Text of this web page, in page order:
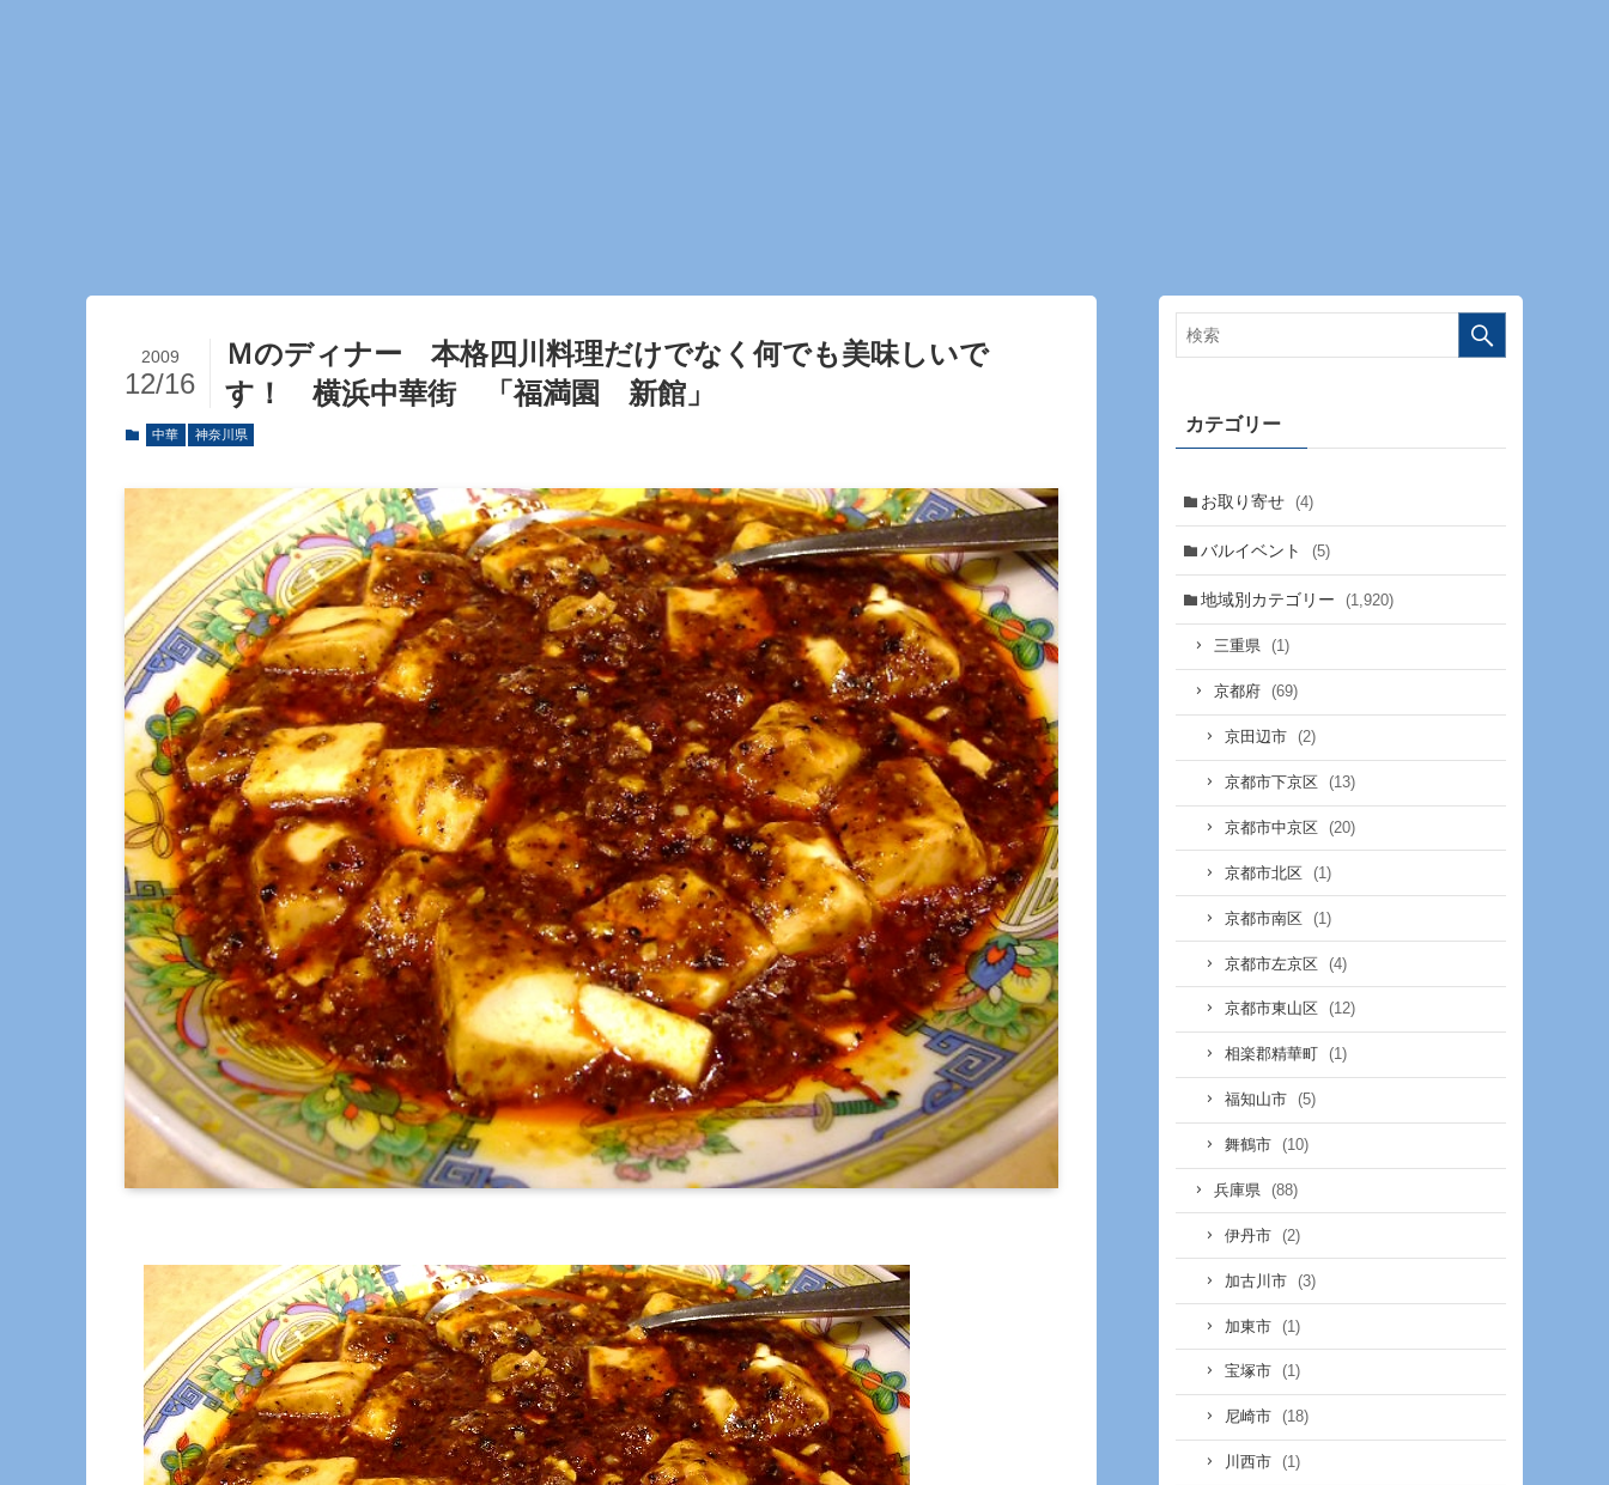
Ｍのディナー 本格四川料理だけでなく何でも美味しいで
す！ 横浜中華街 「福満園 新館」
2009
12/16
中華 神奈川県 カテゴリー
お取り寄せ (4)
バルイベント (5)
地域別カテゴリー (1,920)
三重県 (1)
京都府 (69)
京田辺市 (2)
京都市下京区 (13)
京都市中京区 (20)
京都市北区 (1)
京都市南区 (1)
京都市左京区 (4)
京都市東山区 (12)
相楽郡精華町 (1)
福知山市 (5)
舞鶴市 (10)
兵庫県 (88)
伊丹市 (2)
加古川市 (3)
加東市 (1)
宝塚市 (1)
尼崎市 (18)
川西市 (1)